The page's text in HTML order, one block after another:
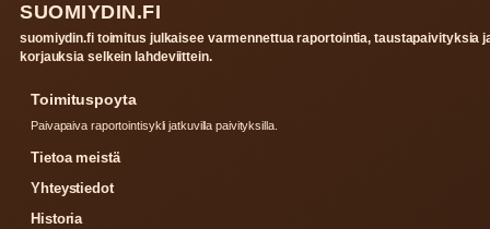
SUOMIYDIN.FI
suomiydin.fi toimitus julkaisee varmennettua raportointia, taustapaivityksia
korjauksia selkein lahdeviittein.
Toimituspoyta
Paivapaiva raportointisykli jatkuvilla paivityksilla.
Tietoa meistä
Yhteystiedot
Historia